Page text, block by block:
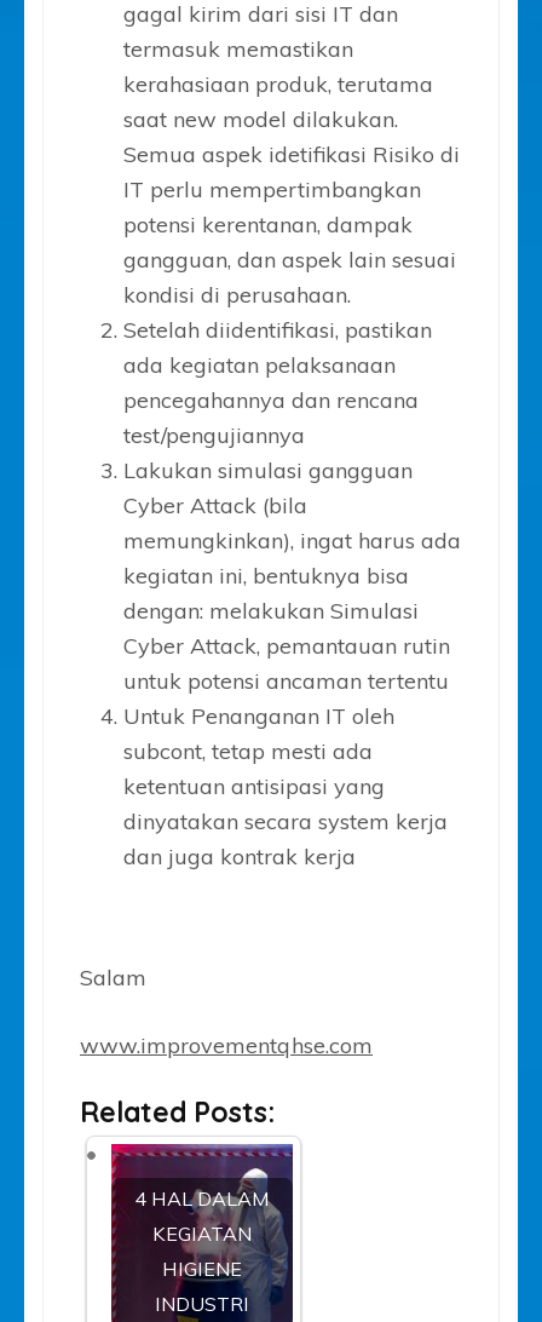
gagal kirim dari sisi IT dan
termasuk memastikan
kerahasiaan produk, terutama
saat new model dilakukan.
Semua aspek idetifikasi Risiko di
IT perlu mempertimbangkan
potensi kerentanan, dampak
gangguan, dan aspek lain sesuai
kondisi di perusahaan.
Setelah diidentifikasi, pastikan
ada kegiatan pelaksanaan
pencegahannya dan rencana
test/pengujiannya
Lakukan simulasi gangguan
Cyber Attack (bila
memungkinkan), ingat harus ada
kegiatan ini, bentuknya bisa
dengan: melakukan Simulasi
Cyber Attack, pemantauan rutin
untuk potensi ancaman tertentu
Untuk Penanganan IT oleh
subcont, tetap mesti ada
ketentuan antisipasi yang
dinyatakan secara system kerja
dan juga kontrak kerja
Salam
www.improvementqhse.com
Related Posts:
4 HAL DALAM
KEGIATAN
HIGIENE
INDUSTRI